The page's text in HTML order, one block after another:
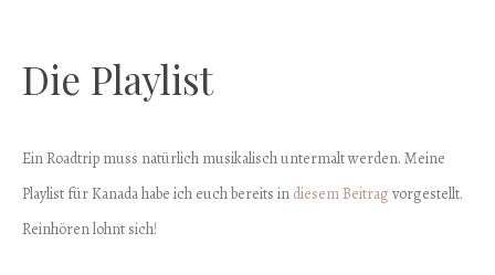
Die Playlist
Ein Roadtrip muss natürlich musikalisch untermalt werden. Meine
Playlist für Kanada habe ich euch bereits in diesem Beitrag vorgestellt.
Reinhören lohnt sich!